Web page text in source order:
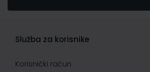
Služba za korisnike
Korisnički račun